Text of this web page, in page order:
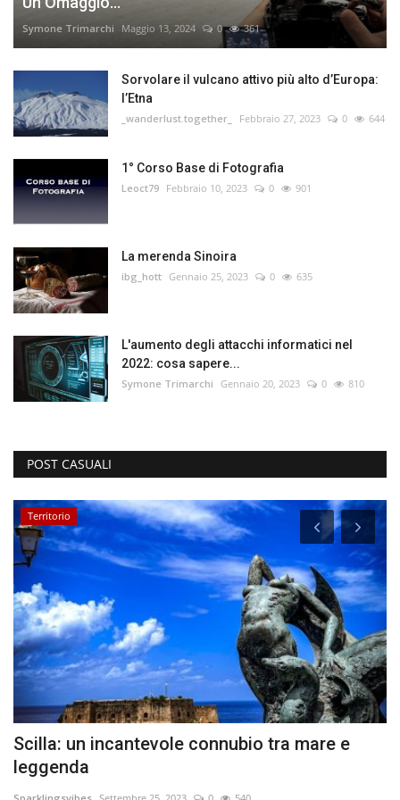
Symone Trimarchi Maggio 13, 2024 0 361
Sorvolare il vulcano attivo più alto d’Europa:
l’Etna
_wanderlust.together_ Febbraio 27, 2023 0 644
1° Corso Base di Fotografia
Leoct79 Febbraio 10, 2023 0 901
La merenda Sinoira
ibg_hott Gennaio 25, 2023 0 635
L'aumento degli attacchi informatici nel
2022: cosa sapere...
Symone Trimarchi Gennaio 20, 2023 0 810
POST CASUALI
Territorio
Scilla: un incantevole connubio tra mare e
leggenda